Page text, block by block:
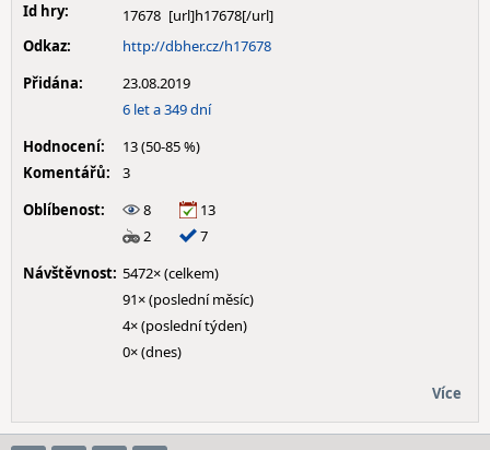
Id hry:
17678
Odkaz:
http://dbher.cz/h17678
Přidána:
23.08.2019
6 let a 349 dní
Hodnocení:
13 (50-85 %)
Komentářů:
3
Oblíbenost:
8
13
2
7
Návštěvnost: 5472× (celkem)
91× (poslední měsíc)
4× (poslední týden)
0× (dnes)
Více